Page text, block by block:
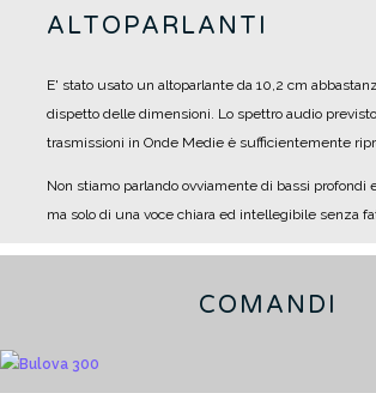
ALTOPARLANTI
E' stato usato un altoparlante da 10,2 cm
dispetto delle dimensioni. Lo spettro audio
trasmissioni in Onde Medie è sufficientemente
Non stiamo parlando ovviamente di bassi profondi
ma solo di una voce chiara ed intellegibile senza
COMANDI